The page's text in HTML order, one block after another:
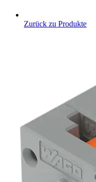
Zurück zu Produkte